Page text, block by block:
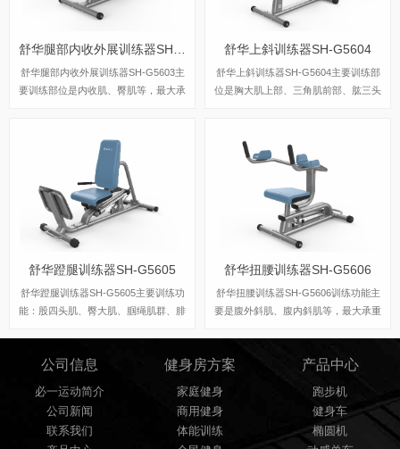
舒华腿部内收外展训练器SH-G5603主
要训练部位是内收肌、臀肌等，最大承
舒华上斜训练器SH-G5604
舒华上斜训练器SH-G5604主要训练部
位是胸大肌上部、三角肌前部、肱三头
舒华蹬腿训练器SH-G5605
舒华蹬腿训练器SH-G5605主要训练功
能：股四头肌、臀大肌、腘绳肌群、腓
舒华扭腰训练器SH-G5606
舒华扭腰训练器SH-G5606训练功能主
要是腹外斜肌、腹内斜肌等，最大承重
公司信息
必一运动简介
公司新闻
联系我们
健身房方案
家庭健身
商用健身
体能训练
产品中心
跑步机
健身车
椭圆机